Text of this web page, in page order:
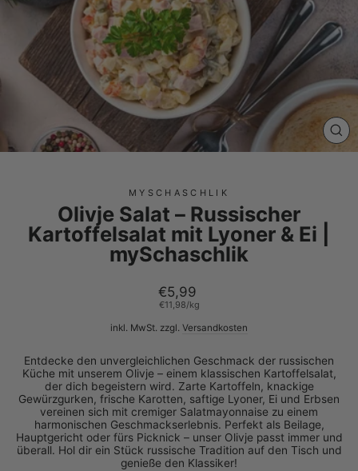
MYSCHASCHLIK
Olivje Salat – Russischer
Kartoffelsalat mit Lyoner & Ei |
mySchaschlik
Normaler
Preis
€5,99
€11,98/kg
inkl. MwSt. zzgl. Versandkosten
Entdecke den unvergleichlichen Geschmack der russischen
Küche mit unserem Olivje – einem klassischen Kartoffelsalat,
der dich begeistern wird. Zarte Kartoffeln, knackige
Gewürzgurken, frische Karotten, saftige Lyoner, Ei und Erbsen
vereinen sich mit cremiger Salatmayonnaise zu einem
harmonischen Geschmackserlebnis. Perfekt als Beilage,
Hauptgericht oder fürs Picknick – unser Olivje passt immer und
überall. Hol dir ein Stück russische Tradition auf den Tisch und
genieße den Klassiker!